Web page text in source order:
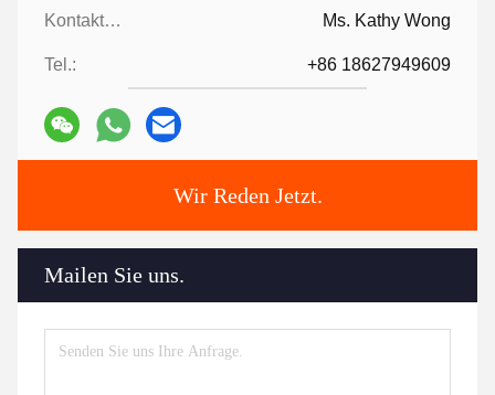
Kontaktpersonen: Ms. Kathy Wong
Tel.: +86 18627949609
Wir Reden Jetzt.
Mailen Sie uns.